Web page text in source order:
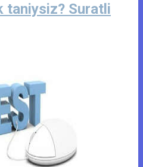
taniysiz? Suratli